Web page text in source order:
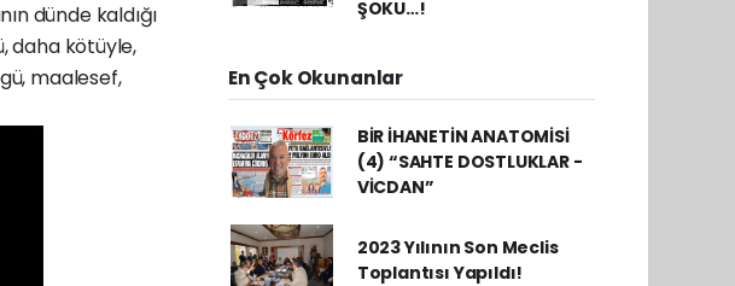
dünde kaldığı
daha kötüyle,
maalesef,
ŞOKU…!
En Çok Okunanlar
BİR İHANETİN ANATOMİSİ
(4) “SAHTE DOSTLUKLAR -
VİCDAN”
2023 Yılının Son Meclis
Toplantısı Yapıldı!